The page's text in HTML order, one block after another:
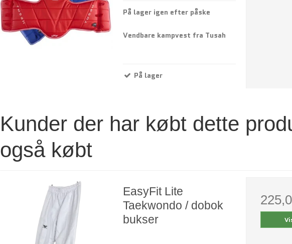
På lager igen efter påske
Vendbare kampvest fra Tusah
På lager
Kunder der har købt dette
også købt
EasyFit Lite
Taekwondo / dobok
bukser